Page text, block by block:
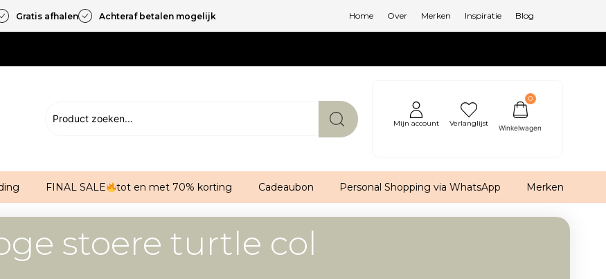
Gratis afhalen Achteraf betalen mogelijk Home Over Merken Inspiratie Blog
Mijn account Verlanglijst
0
FINAL SALE tot en met 70% korting Cadeaubon Personal Shopping via WhatsApp Merken
stoere turtle col